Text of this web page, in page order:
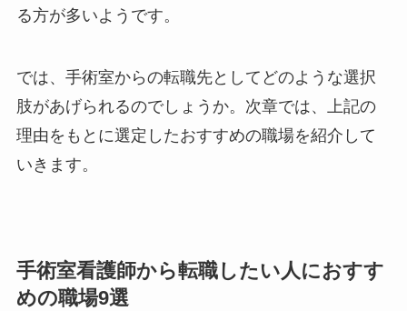
る方が多いようです。
では、手術室からの転職先としてどのような選択
肢があげられるのでしょうか。次章では、上記の
理由をもとに選定したおすすめの職場を紹介して
いきます。
手術室看護師から転職したい人におすす
めの職場9選